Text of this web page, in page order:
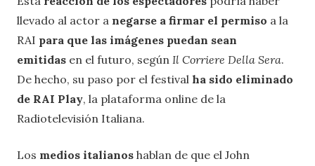
llevado al actor a negarse a firmar el permiso a la
RAI para que las imágenes puedan sean
emitidas en el futuro, según Il Corriere Della Sera.
De hecho, su paso por el festival ha sido eliminado
de RAI Play, la plataforma online de la
Radiotelevisión Italiana.
Los medios italianos hablan de que el John